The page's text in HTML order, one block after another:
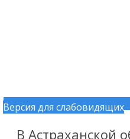
Версия для слабовидящих
В Астраханской